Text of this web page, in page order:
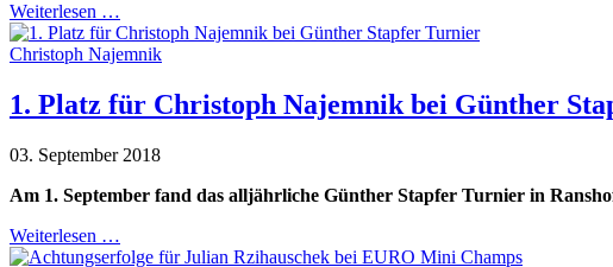
Weiterlesen …
Christoph Najemnik
1. Platz für Christoph Najemnik bei Günther
03. September 2018
Am 1. September fand das alljährliche Günther Stapfer Turnier in
Weiterlesen …